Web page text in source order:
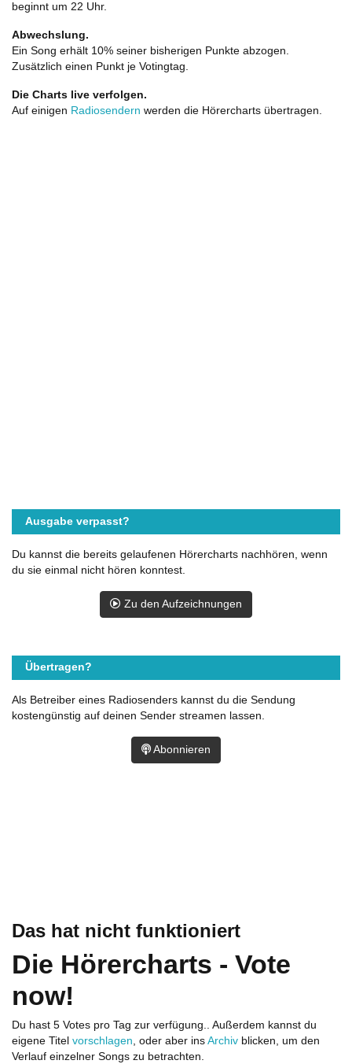
Das hat nicht funktioniert
Die Hörercharts - Vote
now!
Du hast 5 Votes pro Tag zur verfügung.. Außerdem kannst du
eigene Titel vorschlagen, oder aber ins Archiv blicken, um den
Verlauf einzelner Songs zu betrachten.
beginnt um 22 Uhr.
Abwechslung.
Ein Song erhält 10% seiner bisherigen Punkte abzogen.
Zusätzlich einen Punkt je Votingtag.
Die Charts live verfolgen.
Auf einigen Radiosendern werden die Hörercharts übertragen.
Ausgabe verpasst?
Du kannst die bereits gelaufenen Hörercharts nachhören, wenn
du sie einmal nicht hören konntest.
Zu den Aufzeichnungen
Übertragen?
Als Betreiber eines Radiosenders kannst du die Sendung
kostengünstig auf deinen Sender streamen lassen.
Abonnieren